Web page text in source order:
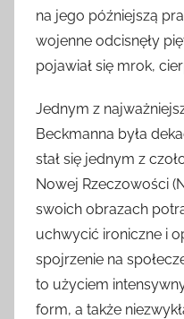
na jego późniejszą
wojenne odcisnęły
pojawiał się mrok,
Jednym z
Beckmanna była
stał się jednym z
Nowej Rzeczowości
swoich obrazach
uchwycić ironiczne i
spojrzenie na
to użyciem
form, a także